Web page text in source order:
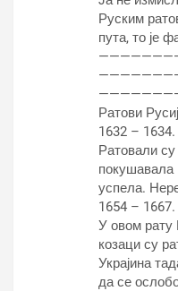
Руским
пута, то је
Ратови
1632 –
Ратовали
покушавала
успела.
1654 –
У овом рату
козаци су
Украјина
да се